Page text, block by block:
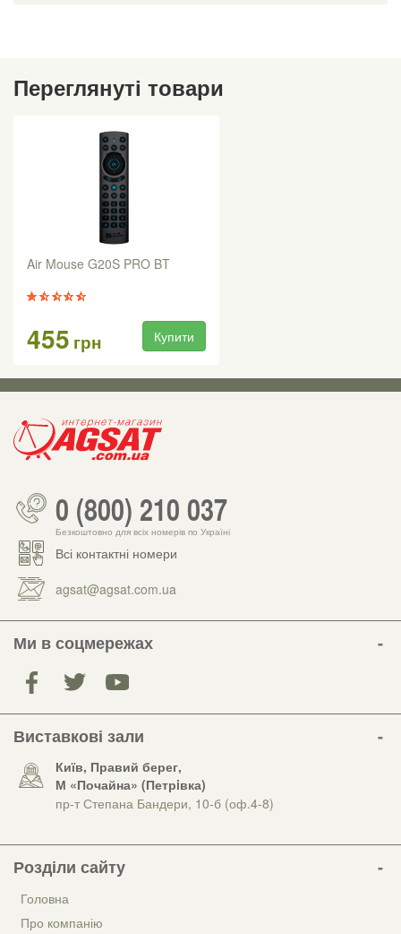
Переглянуті товари
Air Mouse G20S PRO BT
455 грн Купити
0 (800) 210 037
Безкоштовно для всіх номерів по Україні
Всі контактні номери
agsat@agsat.com.ua
Ми в соцмережах
Виставкові зали
Київ, Правий берег,
М «Почайна» (Петрiвка)
пр-т Степана Бандери, 10-б (оф.4-8)
Розділи сайту
Головна
Про компанію